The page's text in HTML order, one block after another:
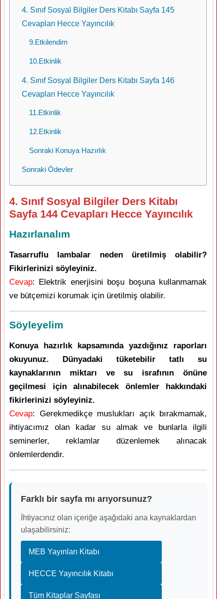
4. Sınıf Sosyal Bilgiler Ders Kitabı Sayfa 145
Cevapları Hecce Yayıncılık
9.Etkilendim
10.Etkinlik
4. Sınıf Sosyal Bilgiler Ders Kitabı Sayfa 146
Cevapları Hecce Yayıncılık
11.Etkinlik
12.Etkinlik
Sonraki Konuya Hazırlık
Sonraki Ödevler
4. Sınıf Sosyal Bilgiler Ders Kitabı
Sayfa 144 Cevapları Hecce Yayıncılık
Hazırlanalım
Tasarruflu lambalar neden üretilmiş olabilir?
Fikirlerinizi söyleyiniz.
Cevap: Elektrik enerjisini boşu boşuna kullanmamak
ve bütçemizi korumak için üretilmiş olabilir.
Söyleyelim
Konuya hazırlık kapsamında yazdığınız raporları
okuyunuz. Dünyadaki tüketebilir tatlı su
kaynaklarının miktarı ve su israfının önüne
geçilmesi için alınabilecek önlemler hakkındaki
fikirlerinizi söyleyiniz.
Cevap: Gerekmedikçe muslukları açık bırakmamak,
ihtiyacımız olan kadar su almak ve bunlarla ilgili
seminerler, reklamlar düzenlemek alınacak
önlemlerdendir.
Farklı bir sayfa mı arıyorsunuz?
İhtiyacınız olan içeriğe aşağıdaki ana kaynaklardan
ulaşabilirsiniz:
MEB Yayınları Kitabı
HECCE Yayıncılık Kitabı
Tüm Kitaplar Sayfası